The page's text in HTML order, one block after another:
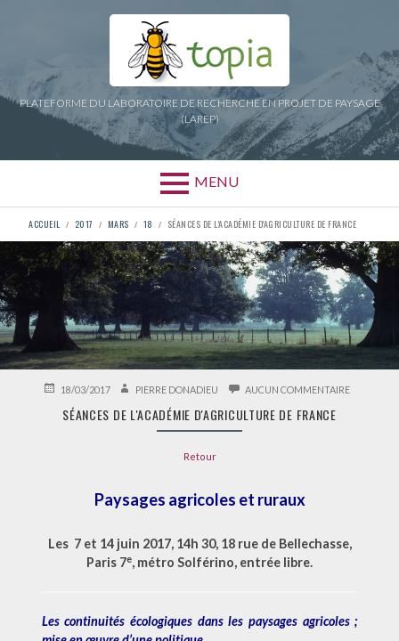
PLATEFORME DU LABORATOIRE DE RECHERCHE EN PROJET DE PAYSAGE
(LAREP)
MENU
FIL
D'ARIANE
ACCUEIL 2017 MARS 18 SÉANCES DE L'ACADÉMIE D'AGRICULTURE DE FRANCE
PUBLIÉ18/03/2017 AUTEURPIERRE DONADIEU AUCUN COMMENTAIRESUR
SÉANCES DE L'ACADÉMIE D'AGRICULTURE DE FRANCE
Retour
Paysages agricoles et ruraux
Les 7 et 14 juin 2017, 14h 30, 18 rue de Bellechasse,
Paris 7e, métro Solférino, entrée libre.
Les continuités écologiques dans les paysages agricoles ;